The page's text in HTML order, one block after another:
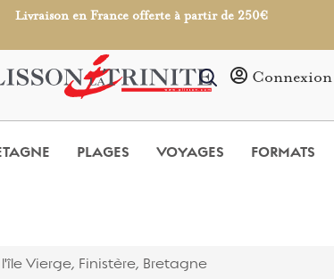
Livraison en France offerte à partir de 250€
Connexion
PLAGES VOYAGES FORMATS
Vierge, Finistère, Bretagne